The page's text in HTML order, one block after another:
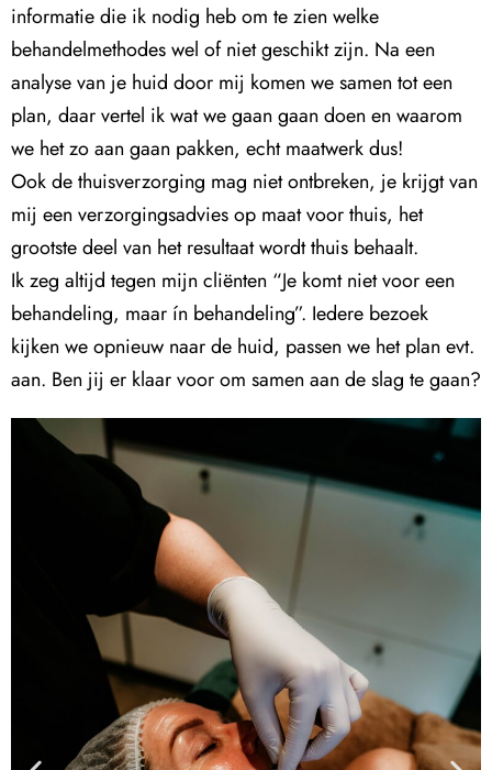
informatie die ik nodig heb om te zien welke
behandelmethodes wel of niet geschikt zijn. Na een
analyse van je huid door mij komen we samen tot een
plan, daar vertel ik wat we gaan gaan doen en waarom
we het zo aan gaan pakken, echt maatwerk dus!
Ook de thuisverzorging mag niet ontbreken, je krijgt van
mij een verzorgingsadvies op maat voor thuis, het
grootste deel van het resultaat wordt thuis behaalt.
Ik zeg altijd tegen mijn cliënten “Je komt niet voor een
behandeling, maar ín behandeling”. Iedere bezoek
kijken we opnieuw naar de huid, passen we het plan evt.
aan. Ben jij er klaar voor om samen aan de slag te gaan?